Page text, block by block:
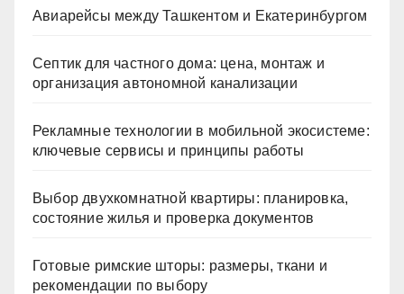
Авиарейсы между Ташкентом и Екатеринбургом
Септик для частного дома: цена, монтаж и
организация автономной канализации
Рекламные технологии в мобильной экосистеме:
ключевые сервисы и принципы работы
Выбор двухкомнатной квартиры: планировка,
состояние жилья и проверка документов
Готовые римские шторы: размеры, ткани и
рекомендации по выбору